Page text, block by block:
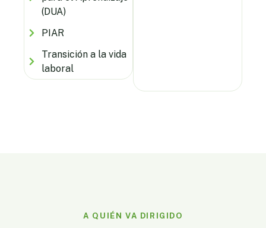
(DUA)
PIAR
Transición a la vida
laboral
A QUIÉN VA DIRIGIDO